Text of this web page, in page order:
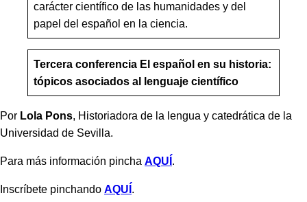
carácter científico de las humanidades y del
papel del español en la ciencia.
Tercera conferencia El español en su historia:
tópicos asociados al lenguaje científico
Por Lola Pons, Historiadora de la lengua y catedrática de la
Universidad de Sevilla.
Para más información pincha AQUÍ .
Inscríbete pinchando AQUÍ .